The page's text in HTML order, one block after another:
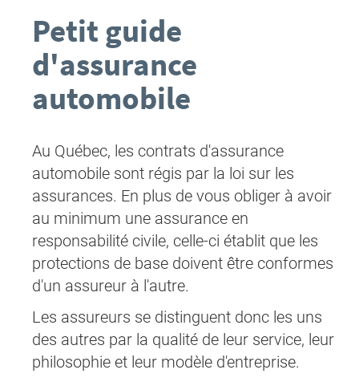
Petit guide
d'assurance
automobile
Au Québec, les contrats d'assurance
automobile sont régis par la loi sur les
assurances. En plus de vous obliger à avoir
au minimum une assurance en
responsabilité civile, celle-ci établit que les
protections de base doivent être conformes
d'un assureur à l'autre.
Les assureurs se distinguent donc les uns
des autres par la qualité de leur service, leur
philosophie et leur modèle d'entreprise.